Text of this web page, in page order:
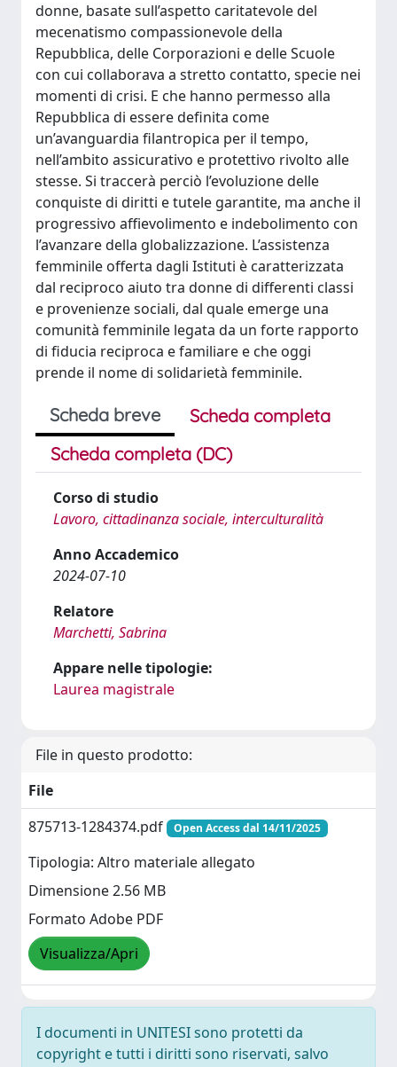
donne, basate sull’aspetto caritatevole del
mecenatismo compassionevole della
Repubblica, delle Corporazioni e delle Scuole
con cui collaborava a stretto contatto, specie nei
momenti di crisi. E che hanno permesso alla
Repubblica di essere definita come
un’avanguardia filantropica per il tempo,
nell’ambito assicurativo e protettivo rivolto alle
stesse. Si traccerà perciò l’evoluzione delle
conquiste di diritti e tutele garantite, ma anche il
progressivo affievolimento e indebolimento con
l’avanzare della globalizzazione. L’assistenza
femminile offerta dagli Istituti è caratterizzata
dal reciproco aiuto tra donne di differenti classi
e provenienze sociali, dal quale emerge una
comunità femminile legata da un forte rapporto
di fiducia reciproca e familiare e che oggi
prende il nome di solidarietà femminile.
Scheda breve
Scheda completa
Scheda completa (DC)
Corso di studio
Lavoro, cittadinanza sociale, interculturalità
Anno Accademico
2024-07-10
Relatore
Marchetti, Sabrina
Appare nelle tipologie:
Laurea magistrale
File in questo prodotto:
File
875713-1284374.pdf
Open Access dal 14/11/2025
Tipologia: Altro materiale allegato
Dimensione 2.56 MB
Formato Adobe PDF
Visualizza/Apri
I documenti in UNITESI sono protetti da
copyright e tutti i diritti sono riservati, salvo